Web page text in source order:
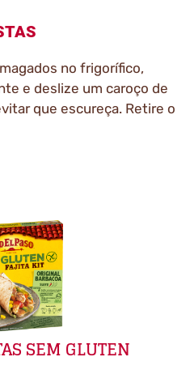
no frigorífico,
e deslize um caroço de
que escureça. Retire o
SEM GLUTEN